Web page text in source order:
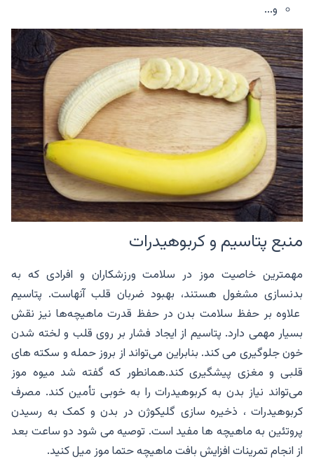
و...
منبع پتاسیم و کربوهیدرات
مهمترین خاصیت موز در سلامت ورزشکاران و افرادی که به
بدنسازی مشغول هستند، بهبود ضربان قلب آنهاست. پتاسیم
علاوه بر حفظ سلامت بدن در حفظ قدرت ماهیچه‌ها نیز نقش
بسیار مهمی دارد. پتاسیم از ایجاد فشار بر روی قلب و لخته شدن
خون جلوگیری می کند. بنابراین می‌تواند از بروز حمله‌ و سکته های
قلبی و مغزی پیشگیری کند.همانطور که گفته شد میوه موز
می‌تواند نیاز بدن به کربوهیدرات را به خوبی تأمین کند. مصرف
کربوهیدرات ، ذخیره ‌سازی گلیکوژن در بدن و کمک به رسیدن
پروتئین به ماهیچه ها مفید است. توصیه می شود دو ساعت بعد
از انجام تمرینات افزایش بافت ماهیچه حتما موز میل کنید.